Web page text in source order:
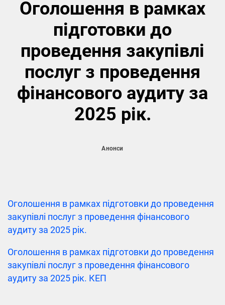
Оголошення в рамках
підготовки до
проведення закупівлі
послуг з проведення
фінансового аудиту за
2025 рік.
Анонси
Оголошення в рамках підготовки до проведення
закупівлі послуг з проведення фінансового
аудиту за 2025 рік.
Оголошення в рамках підготовки до проведення
закупівлі послуг з проведення фінансового
аудиту за 2025 рік. КЕП